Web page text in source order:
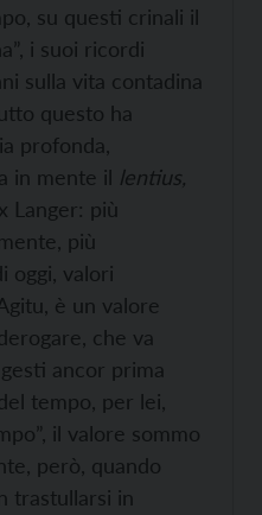
su questi crinali il
i suoi ricordi
sulla vita contadina
questo ha
profonda,
in mente il lentius,
Langer: più
più
oggi, valori
è un valore
che va
ancor prima
tempo, per lei,
il valore sommo
però, quando
trastullarsi in